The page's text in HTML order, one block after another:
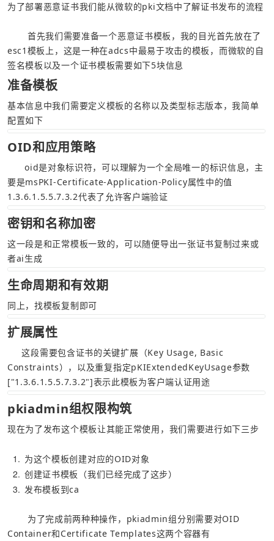
为了部署恶意证书我们能从微软的pki文档中了解证书发布的流程
esc1模板上，这是一种在adcs中最易于攻击的模板，而微软的自
签名模板以及一个证书模板需要如下5块信息
准备模板
基本信息中我们需要定义模板的名称以及类型标志版本，我简单
配置如下
OID和应用策略
      oid是对象标识符，可以理解为一个全局唯一的标识信息，主
要是msPKI-Certificate-Application-Policy属性中的值
1.3.6.1.5.5.7.3.2代表了允许客户端验证
密钥和名称加密
这一段是和正常模板一致的，可以随便导出一张证书复制过来或
者ai生成
生命周期和有效期
同上，找模板复制即可
扩展属性
     这段需要包含证书的关键扩展（Key Usage, Basic
Constraints），以及重复指定pKIExtendedKeyUsage参数
["1.3.6.1.5.5.7.3.2"]表示此模板为客户端认证用途
pkiadmin组权限构筑
现在为了发布这个模板让其能正常使用，我们需要进行如下三步
1 为这个模板创建对应的OID对象
2 创建证书模板（我们已经完成了这步）
3 发布模板到ca
Container和Certificate Templates这两个容器有